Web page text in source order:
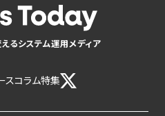
るシステム運用メディア
スコラム特集